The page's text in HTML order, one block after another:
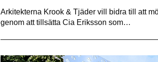
Arkitekterna Krook & Tjäder vill bidra till att
genom att tillsätta Cia Eriksson som…